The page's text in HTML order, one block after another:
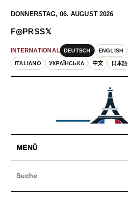
DONNERSTAG, 06. AUGUST 2026
INTERNATIONAL DEUTSCH ENGLISH
ITALIANO УКРАЇНСЬКА 中文 日本語
F◎PRSS𝕏
MENÜ